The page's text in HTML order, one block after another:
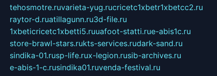
tehosmotre.ruvarieta-yug.rucricetc1xbetr1xbetcc2.ru
raytor-d.ruatillagunn.ru3d-file.ru
1xbeticricetc1xbetti5.ruuafoot-statti.rue-abis1c.ru
store-brawl-stars.rukts-services.rudark-sand.ru
sindika-01.rusp-life.rux-legion.rusib-archives.ru
e-abis-1-c.rusindika01.ruvenda-festival.ru